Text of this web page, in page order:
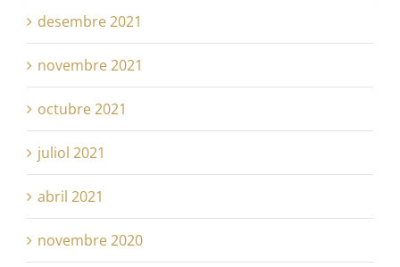
desembre 2021
novembre 2021
octubre 2021
juliol 2021
abril 2021
novembre 2020